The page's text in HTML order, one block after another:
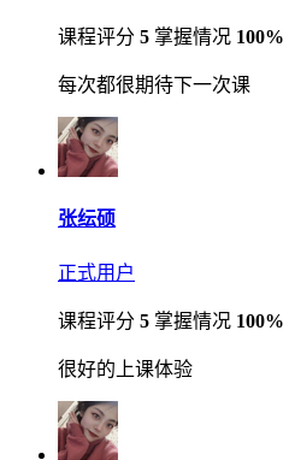
课程评分 5 掌握情况 100%
每次都很期待下一次课
张纭硕
正式用户
课程评分 5 掌握情况 100%
很好的上课体验